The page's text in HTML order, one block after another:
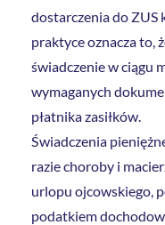
dostarczenia do
praktyce oznacza to,
świadczenie w ciągu
wymaganych
płatnika zasiłków.
Świadczenia
razie choroby i
urlopu ojcowskiego,
podatkiem